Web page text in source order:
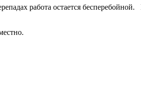
работа остается бесперебойной.